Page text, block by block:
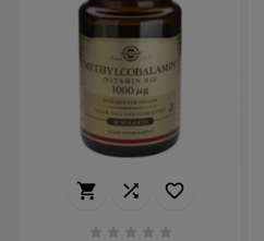
  
    